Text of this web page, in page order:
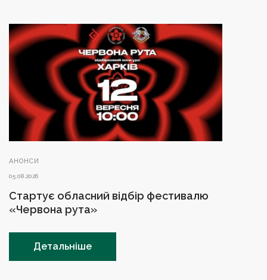
АНОНСИ
05.08.2026
Стартує обласний відбір фестивалю
«Червона рута»
Детальніше